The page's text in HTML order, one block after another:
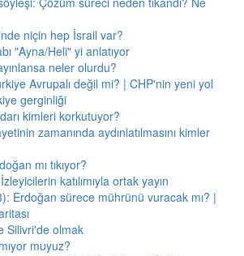
niçin hep İsrail var?
"Ayna/Heli" yi anlatıyor
neler olurdu?
Avrupalı değil mi? | CHP'nin yeni yol
gerginliği
kimleri korkutuyor?
zamanında aydınlatılmasını kimler
mı tıkıyor?
katılımıyla ortak yayın
Erdoğan sürece mührünü vuracak mı? |
Silivri'de olmak
muyuz?